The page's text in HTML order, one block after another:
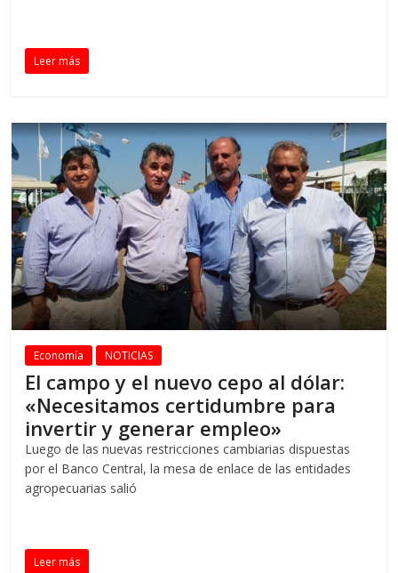
Leer más
Economía NOTICIAS
El campo y el nuevo cepo al dólar:
«Necesitamos certidumbre para
invertir y generar empleo»
Luego de las nuevas restricciones cambiarias dispuestas
por el Banco Central, la mesa de enlace de las entidades
agropecuarias salió
Leer más